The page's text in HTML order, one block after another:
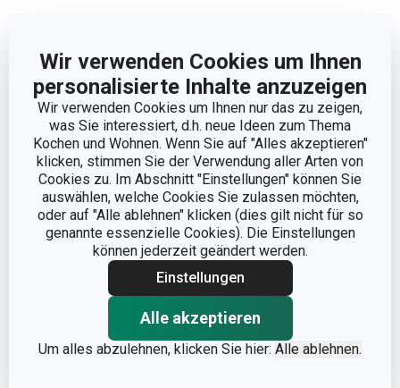
Wir verwenden Cookies um Ihnen
personalisierte Inhalte anzuzeigen
Wir verwenden Cookies um Ihnen nur das zu zeigen,
was Sie interessiert, d.h. neue Ideen zum Thema
Kochen und Wohnen. Wenn Sie auf "Alles akzeptieren"
klicken, stimmen Sie der Verwendung aller Arten von
Cookies zu. Im Abschnitt "Einstellungen" können Sie
auswählen, welche Cookies Sie zulassen möchten,
oder auf "Alle ablehnen" klicken (dies gilt nicht für so
genannte essenzielle Cookies). Die Einstellungen
können jederzeit geändert werden.
Einstellungen
Alle akzeptieren
Um alles abzulehnen, klicken Sie hier: Alle ablehnen.
KATEGORIE Küchenorganisation
MATERIAL
Kunststoff, rostfreier
Edelstahl
PRODUKTART Aufhängeleiste
PRODUKTLINIE FUNNY MUMMY
8595028417500
GARANTIE (IN
JAHREN)
3